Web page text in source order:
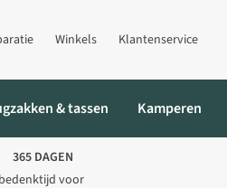
Winkels Klantenservice
& tassen Kamperen
365 DAGEN
bedenktijd voor